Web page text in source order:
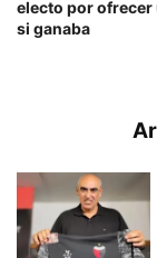
electo por ofrecer
si ganaba